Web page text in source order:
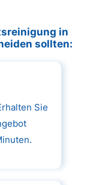
in
sollten:
Sie